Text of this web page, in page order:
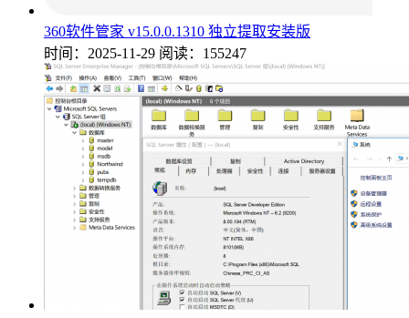
360软件管家 v15.0.0.1310 独立提取安装版
时间：2025-11-29 阅读：155247